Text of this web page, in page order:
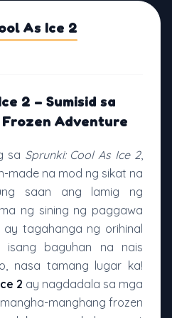
As Ice 2
2 – Sumisid sa
Frozen Adventure
sa Sprunki: Cool As Ice 2,
made na mod ng sikat na
saan ang lamig ng
ng sining ng paggawa
ay tagahanga ng orihinal
baguhan na nais
nasa tamang lugar ka!
2 ay nagdadala sa mga
manghang frozen